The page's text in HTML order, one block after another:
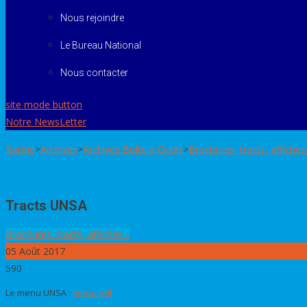
Nous rejoindre
Le Bureau National
Nous contacter
site mode button
Notre NewsLetter
Racine>Archives>Archives Boite à Outils>Brochures, tracts, affiches
Tracts UNSA
Brochures, tracts, affiches ..
05 Août 2017
590
Le menu UNSA : menu.pdf